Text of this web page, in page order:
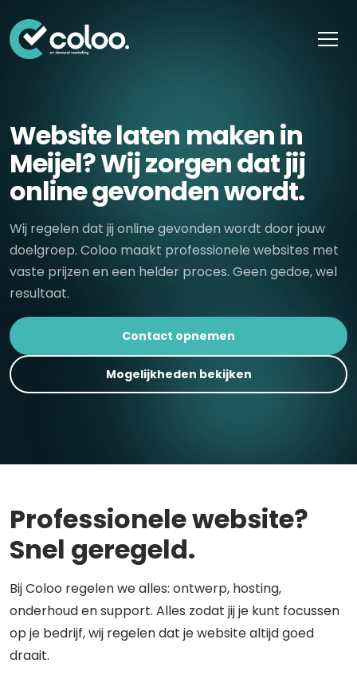
Website laten maken in
Meijel? Wij zorgen dat jij
online gevonden wordt.
Wij regelen dat jij online gevonden wordt door jouw
doelgroep. Coloo maakt professionele websites met
vaste prijzen en een helder proces. Geen gedoe, wel
resultaat.
Contact opnemen
Mogelijkheden bekijken
Professionele website?
Snel geregeld.
Bij Coloo regelen we alles: ontwerp, hosting,
onderhoud en support. Alles zodat jij je kunt focussen
op je bedrijf, wij regelen dat je website altijd goed
draait.